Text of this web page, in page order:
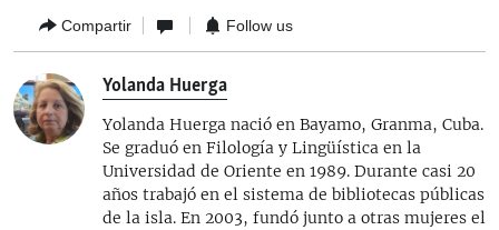
Compartir Follow us
Yolanda Huerga
Yolanda Huerga nació en Bayamo, Granma, Cuba.
Se graduó en Filología y Lingüística en la
Universidad de Oriente en 1989. Durante casi 20
años trabajó en el sistema de bibliotecas públicas
de la isla. En 2003, fundó junto a otras mujeres el